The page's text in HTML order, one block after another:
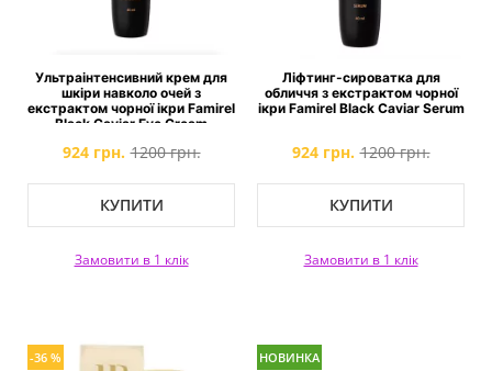
Ультраінтенсивний крем для
шкіри навколо очей з
екстрактом чорної ікри Famirel
Black Caviar Eye Cream
924 грн. 1200 грн.
КУПИТИ
Замовити в 1 клік
Ліфтинг-сироватка для
обличчя з екстрактом чорної
ікри Famirel Black Caviar Serum
924 грн. 1200 грн.
КУПИТИ
Замовити в 1 клік
-36 %
НОВИНКА